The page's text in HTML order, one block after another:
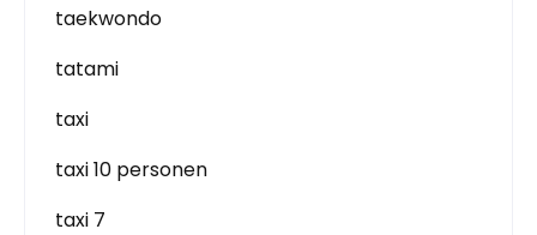
taekwondo
tatami
taxi
taxi 10 personen
taxi 7